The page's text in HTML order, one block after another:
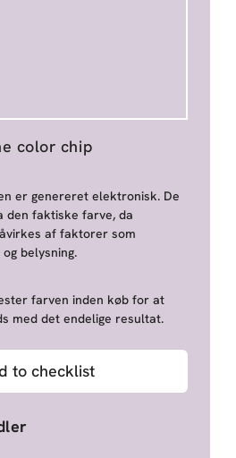
color chip
er genereret elektronisk. De
den faktiske farve, da
af faktorer som
belysning.
farven inden køb for at
med det endelige resultat.
to checklist